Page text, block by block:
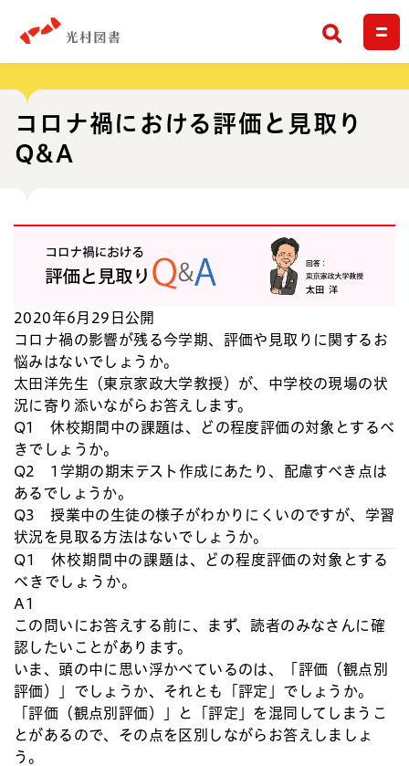
検索
コロナ禍における評価と見取り
Q&A
2020年6月29日公開
コロナ禍の影響が残る今学期、評価や見取りに関するお
悩みはないでしょうか。
太田洋先生（東京家政大学教授）が、中学校の現場の状
況に寄り添いながらお答えします。
Q1 休校期間中の課題は、どの程度評価の対象とするべ
きでしょうか。
Q2 1学期の期末テスト作成にあたり、配慮すべき点は
あるでしょうか。
Q3 授業中の生徒の様子がわかりにくいのですが、学習
状況を見取る方法はないでしょうか。
Q1 休校期間中の課題は、どの程度評価の対象とする
べきでしょうか。
A1
この問いにお答えする前に、まず、読者のみなさんに確
認したいことがあります。
いま、頭の中に思い浮かべているのは、「評価（観点別
評価）」でしょうか、それとも「評定」でしょうか。
「評価（観点別評価）」と「評定」を混同してしまうこ
とがあるので、その点を区別しながらお答えしましょ
う。